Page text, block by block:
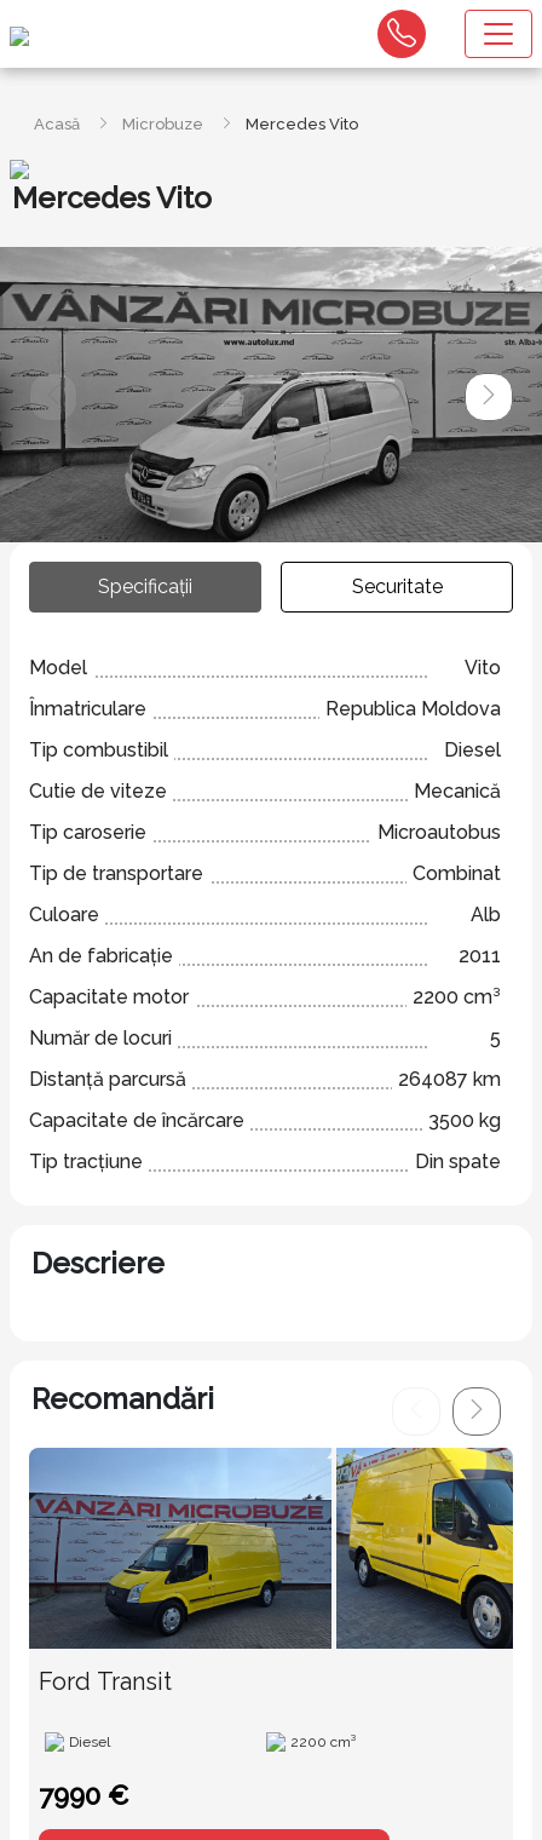
Acasă Microbuze Mercedes Vito
Mercedes Vito
Specificații Securitate
Model
Vito
Înmatriculare
Republica Moldova
Tip combustibil
Diesel
Cutie de viteze
Mecanică
Tip caroserie
Microautobus
Tip de transportare
Combinat
Culoare
Alb
An de fabricație
2011
Capacitate motor
2200 cm³
Număr de locuri
5
Distanță parcursă
264087 km
Capacitate de încărcare
3500 kg
Tip tracțiune
Din spate
Descriere
Recomandări
Ford Transit
Diesel 2200 cm³
7990 €